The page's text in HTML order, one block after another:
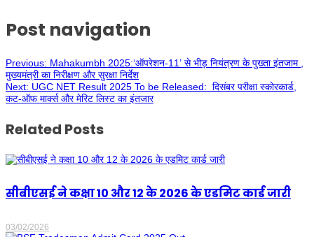
Post navigation
Previous: Mahakumbh 2025:‘ऑपरेशन-11’ से भीड़ नियंत्रण के पुख्ता इंतजाम ,
मुख्यमंत्री का निरीक्षण और सुरक्षा निर्देश
Next: UGC NET Result 2025 To be Released: दिसंबर परीक्षा स्कोरकार्ड,
कट-ऑफ मार्क्स और मेरिट लिस्ट का इंतजार
Related Posts
सीबीएसई ने कक्षा 10 और 12 के 2026 के एडमिट कार्ड जारी
03/02/2026